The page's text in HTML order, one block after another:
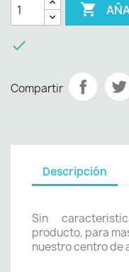


Compartir
Descripción
Sin
producto, para
nuestro centro de